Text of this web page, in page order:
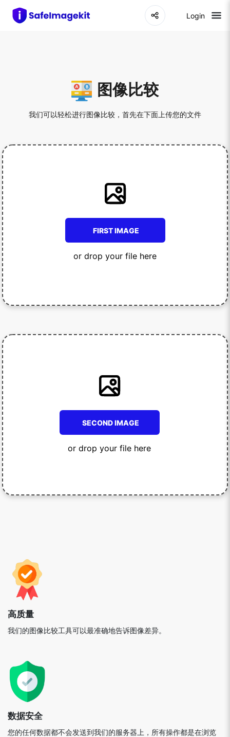
Login
图像比较
我们可以轻松进行图像比较，首先在下面上传您的文件
FIRST IMAGE
or drop your file here
SECOND IMAGE
or drop your file here
高质量
我们的图像比较工具可以最准确地告诉图像差异。
数据安全
您的任何数据都不会发送到我们的服务器上，所有操作都是在浏览